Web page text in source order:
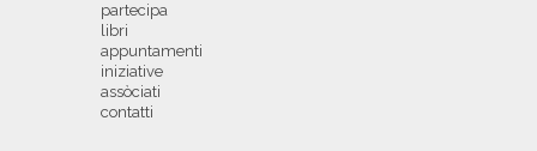
partecipa
libri
appuntamenti
iniziative
assòciati
contatti